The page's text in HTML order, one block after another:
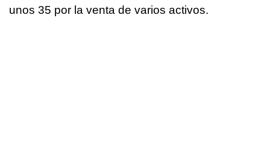
unos 35 por la venta de varios activos.